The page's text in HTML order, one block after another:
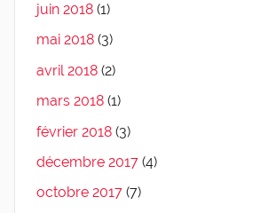
juin 2018 (1)
mai 2018 (3)
avril 2018 (2)
mars 2018 (1)
février 2018 (3)
décembre 2017 (4)
octobre 2017 (7)